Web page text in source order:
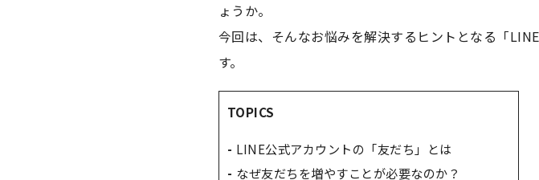
ょうか。
今回は、そんなお悩みを解決するヒントとなる「
す。
TOPICS
LINE公式アカウントの「友だち」とは
なぜ友だちを増やすことが必要なのか？